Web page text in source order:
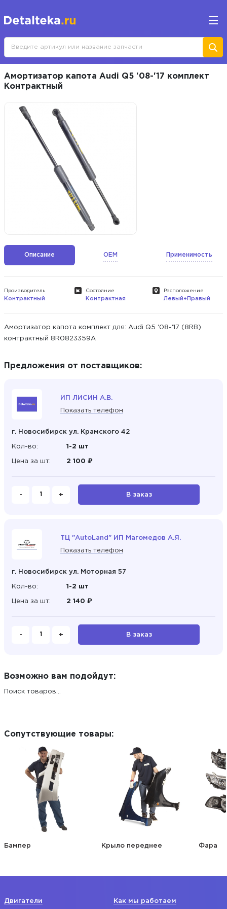
Амортизатор капота Audi Q5 '08-'17 комплект
Контрактный
Описание OEM Применимость
Производитель
Контрактный
Состояние
Контрактная
Расположение
Левый+Правый
Амортизатор капота комплект для: Audi Q5 '08-'17 (8RB)
контрактный 8R0823359A
Предложения от поставщиков:
ИП ЛИСИН А.В.
Показать телефон
г. Новосибирск ул. Крамского 42
Кол-во: 1-2 шт
Цена за шт: 2 100 ₽
- + В заказ
ТЦ "AutoLand" ИП Магомедов А.Я.
Показать телефон
г. Новосибирск ул. Моторная 57
Кол-во: 1-2 шт
Цена за шт: 2 140 ₽
- + В заказ
Возможно вам подойдут:
Поиск товаров...
Сопутствующие товары:
Бампер Крыло переднее Фара
Двигатели Как мы работаем